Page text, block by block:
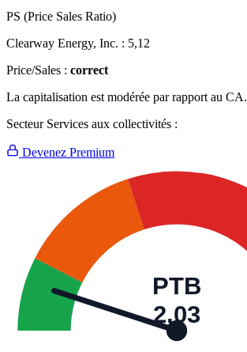
PS (Price Sales Ratio)
Clearway Energy, Inc. : 5,12
Price/Sales : correct
La capitalisation est modérée par rapport au CA.
Secteur Services aux collectivités :
Devenez Premium
PTB
2,03